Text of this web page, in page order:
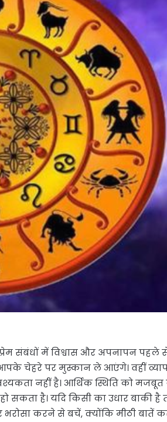
संबंधों में विश्वास और अपनापन पहले
आपके चेहरे पर मुस्कान ले आएंगे। वहीं
नहीं है। आर्थिक स्थिति को
है। यदि किसी का उधार बाकी है
करने से बचें, क्योंकि मीठी बातें